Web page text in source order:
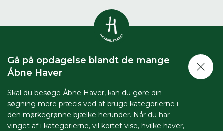
Gå på opdagelse blandt de mange
Åbne Haver
Skal du besøge Åbne Haver, kan du gøre din
søgning mere præcis ved at bruge kategorierne i
den mørkegrønne bjælke herunder. Når du har
vinget af i kategorierne, vil kortet vise, hvilke haver,
Havestof
0resultater
Arrangementer
0resultater
Du skal indtaste minimum 3
tegn for at se resultater
Her kan du søge i hele vores katalog af
artikler, arrangementer, produkter og åbne